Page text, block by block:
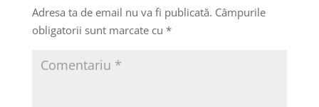
Adresa ta de email nu va fi publicată. Câmpurile
obligatorii sunt marcate cu *